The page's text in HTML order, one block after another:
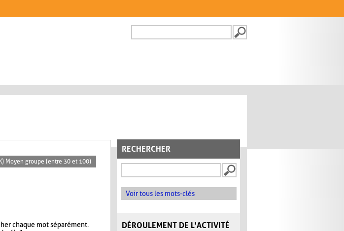
FORMULAIRE DE
RECHERCHER
Voir tous les mots-clés
DÉROULEMENT DE L'ACTIVITÉ
Moyen groupe (entre 30 et 100)
chaque mot séparément.